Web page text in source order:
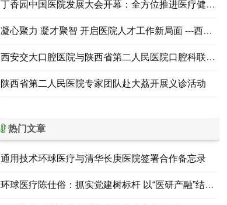
丁香园中国医院发展大会开幕：全方位推进医疗健康行业高质量发展
凝心聚力 凝才聚智 开启医院人才工作新局面 ---西北妇女儿童医院召开首届人才工作会议
西安交大口腔医院与陕西省第二人民医院口腔科联合实施西北首台远程机器人辅助种植手术
陕西省第二人民医院专家团队赴大荔开展义诊活动
热门文章
通用技术环球医疗与清华长庚医院签署合作备忘录
环球医疗陈仕俗：抓实党建树标杆 以“医研产融”结合，打造高质量央企办医新典范